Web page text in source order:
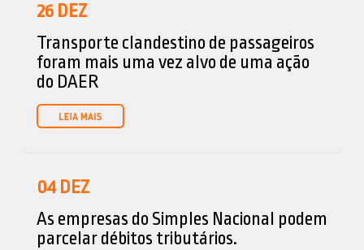
26 DEZ
Transporte clandestino de passageiros
foram mais uma vez alvo de uma ação
do DAER
04 DEZ
As empresas do Simples Nacional podem
parcelar débitos tributários.